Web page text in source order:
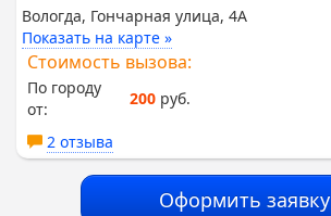
Вологда, Гончарная улица, 4А
Показать на карте »
Стоимость вызова:
По городу
от:
200 руб.
2 отзыва
Оформить заявку